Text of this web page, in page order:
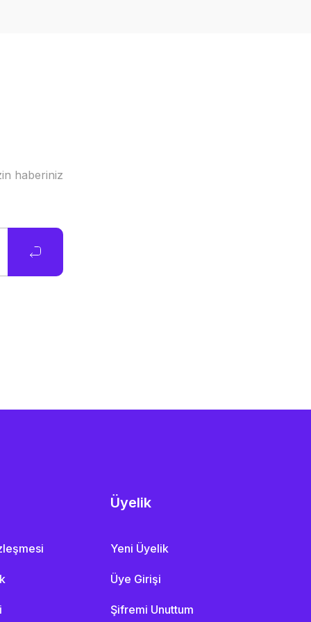
haberiniz
Üyelik
Yeni Üyelik
Üye Girişi
Şifremi Unuttum